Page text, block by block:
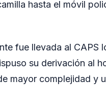
hasta el móvil
fue llevada al CAPS
su derivación al
mayor complejidad y